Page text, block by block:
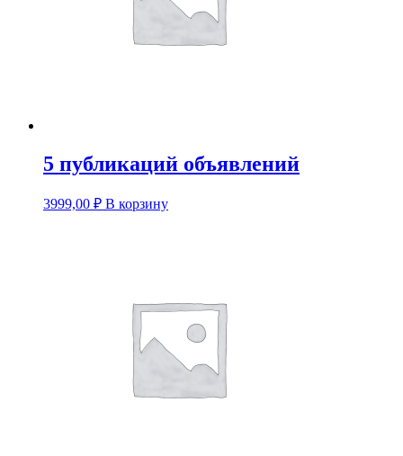
5 публикаций объявлений
3999,00 ₽ В корзину